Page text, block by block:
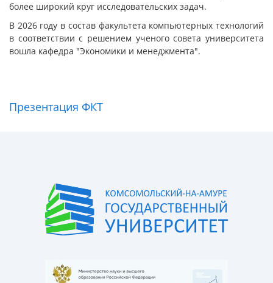
более широкий круг исследовательских задач.
В 2026 году в состав факультета компьютерных технологий
в соответствии с решением ученого совета университета
вошла кафедра "Экономики и менеджмента".
Презентация ФКТ